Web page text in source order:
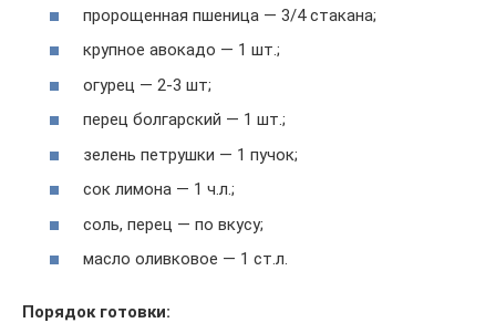
пророщенная пшеница — 3/4 стакана;
крупное авокадо — 1 шт.;
огурец — 2-3 шт;
перец болгарский — 1 шт.;
зелень петрушки — 1 пучок;
сок лимона — 1 ч.л.;
соль, перец — по вкусу;
масло оливковое — 1 ст.л.
Порядок готовки: